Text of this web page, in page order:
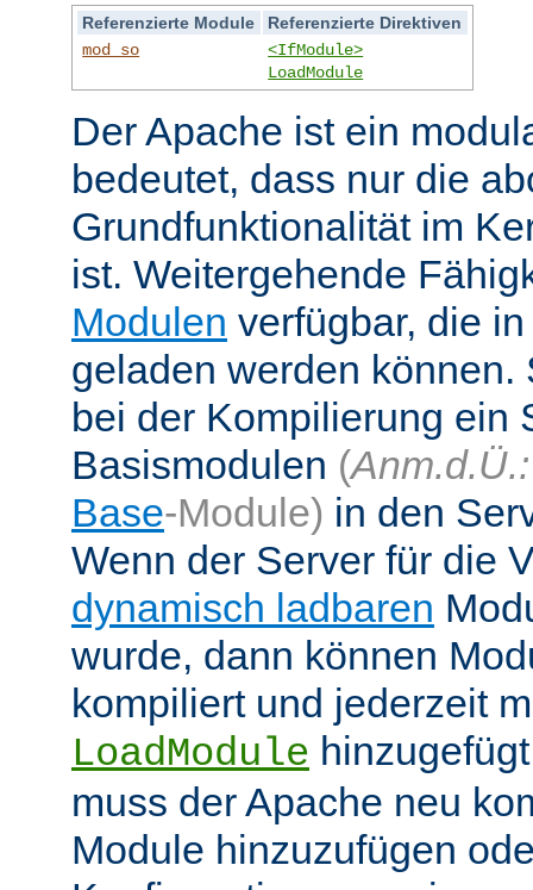
Referenzierte Module
Referenzierte Direktiven
mod_so
<IfModule>
LoadModule
Der Apache ist ein
bedeutet, dass nur die
Grundfunktionalität im
ist. Weitergehende
Modulen verfügbar, die
geladen werden
bei der Kompilierung ein
Basismodulen (Anm.d.Ü.:
Base-Module) in den
Wenn der Server für die
dynamisch ladbaren
wurde, dann können
kompiliert und jederzeit
LoadModule
muss der Apache neu
Module hinzuzufügen